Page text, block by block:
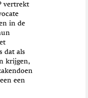
vertrekt
in de
dat als
krijgen,
een